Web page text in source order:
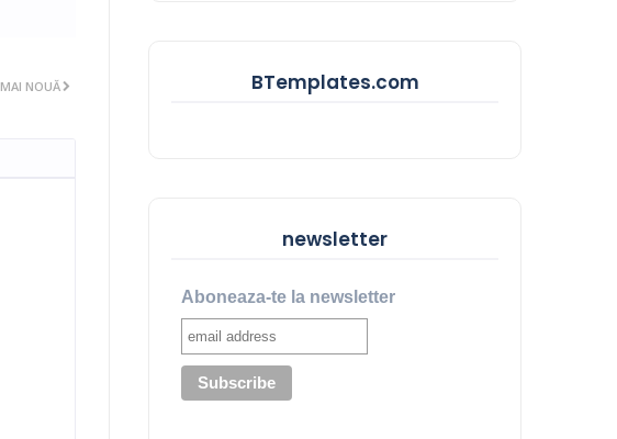
MAI NOUĂ BTemplates.com
newsletter
Aboneaza-te la newsletter